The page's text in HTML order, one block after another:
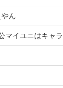
ん
マイユニはキャ